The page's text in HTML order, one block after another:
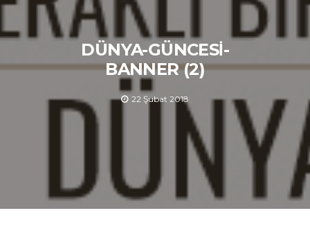
DÜNYA-GÜNCESİ-
BANNER (2)
22 Şubat 2018